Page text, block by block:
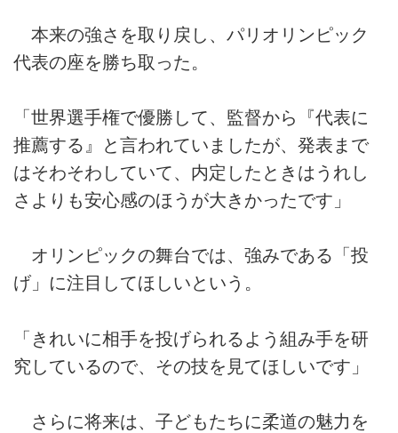
本来の強さを取り戻し、パリオリンピック
代表の座を勝ち取った。
「世界選手権で優勝して、監督から『代表に
推薦する』と言われていましたが、発表まで
はそわそわしていて、内定したときはうれし
さよりも安心感のほうが大きかったです」
オリンピックの舞台では、強みである「投
げ」に注目してほしいという。
「きれいに相手を投げられるよう組み手を研
究しているので、その技を見てほしいです」
さらに将来は、子どもたちに柔道の魅力を